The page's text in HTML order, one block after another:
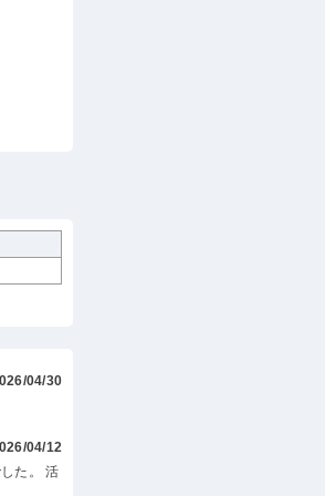
04/30
04/12
た。 活